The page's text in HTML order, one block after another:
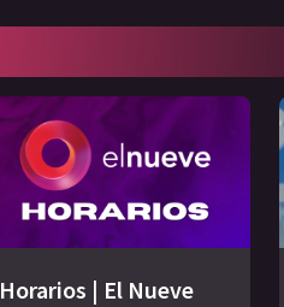
Horarios | El Nueve